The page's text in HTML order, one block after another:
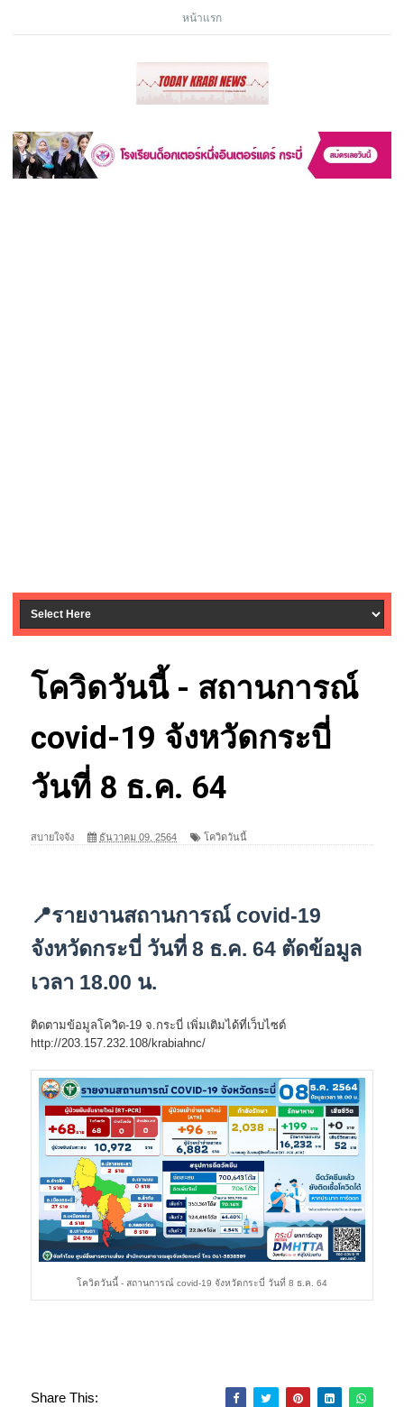
หน้าแรก
โควิดวันนี้ - สถานการณ์
covid-19 จังหวัดกระบี่
วันที่ 8 ธ.ค. 64
สบายใจจัง ธันวาคม 09, 2564 โควิดวันนี้
📍รายงานสถานการณ์ covid-19
จังหวัดกระบี่ วันที่ 8 ธ.ค. 64 ตัดข้อมูล
เวลา 18.00 น.
ติดตามข้อมูลโควิด-19 จ.กระบี่ เพิ่มเติมได้ที่เว็บไซต์
http://203.157.232.108/krabiahnc/
โควิดวันนี้ - สถานการณ์ covid-19 จังหวัดกระบี่ วันที่ 8 ธ.ค. 64
Share This: